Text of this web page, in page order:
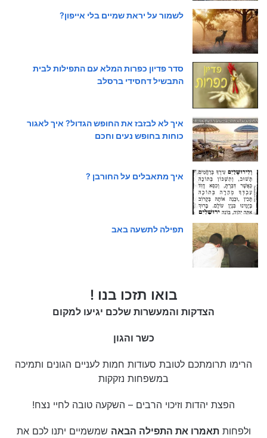
לשמור על יראת שמיים בלי אייפון?
סדר פדיון כפרות המלא עם התפילות לבית
התבשיל דחסידי ברסלב
איך לא לבזבז את החופש הגדול? איך לאגור
כוחות בחופש נעים וחכם
איך מתאבלים על החורבן ?
תפילה לתשעה באב
בואו תזכו בנו !
הצדקות והמעשרות שלכם יגיעו למקום
כשר והגון
הרימו תרומתכם לטובת סעודות חמות לעניים הגונים ותמיכה
במשפחות נזקקות
הפצת יהדות וזיכוי הרבים – השקעה טובה לחיי נצח!
ולפחותתאמרו את התפילה הבאה שמשמיים יתנו לכם את